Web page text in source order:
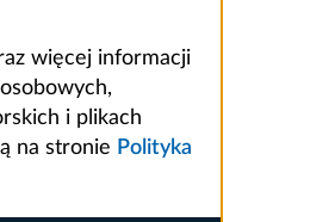
więcej informacji
i plikach
na stronie Polityka